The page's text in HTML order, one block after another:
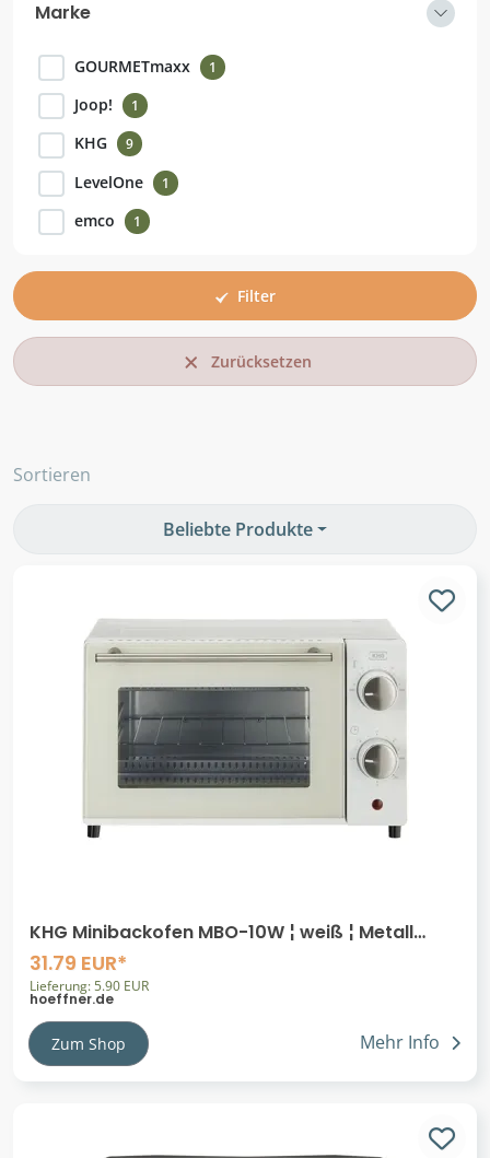
Marke
GOURMETmaxx 1
Joop! 1
KHG 9
LevelOne 1
emco 1
Filter
Zurücksetzen
Sortieren
Beliebte Produkte
KHG Minibackofen MBO-10W ¦ weiß ¦ Metall
lackiert,Glas ¦ Maße (cm): B: 36,5 H:
31.79 EUR*
Lieferung: 5.90 EUR
hoeffner.de
Zum Shop Mehr Info